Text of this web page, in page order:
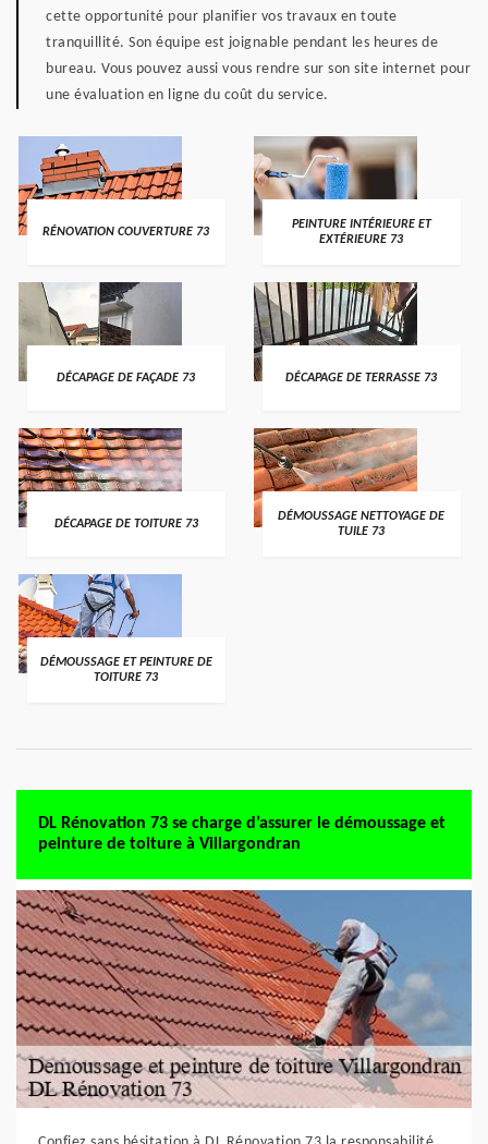
cette opportunité pour planifier vos travaux en toute
tranquillité. Son équipe est joignable pendant les heures de
bureau. Vous pouvez aussi vous rendre sur son site internet pour
une évaluation en ligne du coût du service.
RÉNOVATION COUVERTURE 73
PEINTURE INTÉRIEURE ET
EXTÉRIEURE 73
DÉCAPAGE DE FAÇADE 73 DÉCAPAGE DE TERRASSE 73
DÉCAPAGE DE TOITURE 73
DÉMOUSSAGE NETTOYAGE DE
TUILE 73
DÉMOUSSAGE ET PEINTURE DE
TOITURE 73
DL Rénovation 73 se charge d’assurer le démoussage et
peinture de toiture à Villargondran